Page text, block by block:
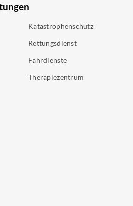
Katastrophenschutz
Rettungsdienst
Fahrdienste
Therapiezentrum